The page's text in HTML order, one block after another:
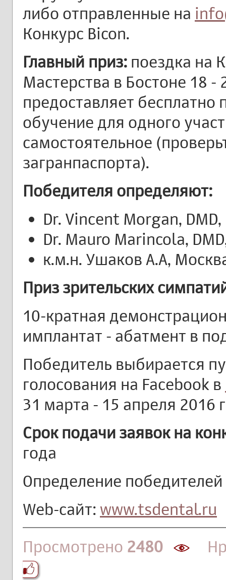
либо отправленные на
Конкурс Bicon.
Главный приз: поездка на
Мастерства в Бостоне 18
предоставляет бесплатно
обучение для одного
самостоятельное
загранпаспорта).
Победителя определяют:
Dr. Vincent Morgan,
Dr. Mauro Marincola,
к.м.н. Ушаков А.А,
Приз зрительских
10-кратная
имплантат - абатмент в
Победитель выбирается
голосования на Facebook в
31 марта - 15 апреля 2016
Срок подачи заявок на
года
Определение
Web-сайт: www.tsdental.ru
Просмотрено 2480